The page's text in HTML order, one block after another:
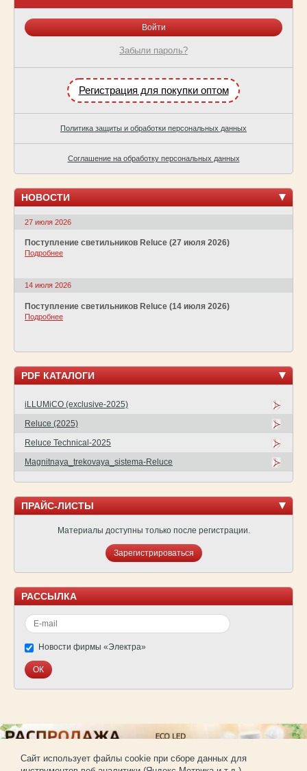
Забыли пароль?
Регистрация для покупки оптом
Политика защиты и обработки персональных данных
Соглашение на обработку персональных данных
НОВОСТИ
27 июля 2026
Поступление светильников Reluce (27 июля 2026)
Подробнее
14 июля 2026
Поступление светильников Reluce (14 июля 2026)
Подробнее
PDF КАТАЛОГИ
iLLUMiCO (exclusive-2025)
Reluce (2025)
Reluce Technical-2025
Magnitnaya_trekovaya_sistema-Reluce
ПРАЙС-ЛИСТЫ
Материалы доступны только после регистрации.
Зарегистрироваться
РАССЫЛКА
Новости фирмы «Электра»
Cайт использует файлы cookie при сборе данных для